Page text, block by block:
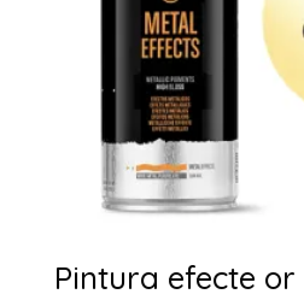
Pintura efecte or